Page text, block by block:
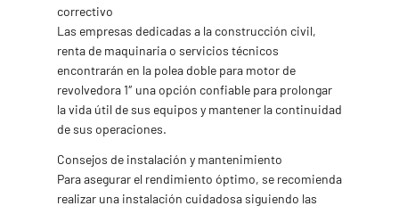
correctivo
Las empresas dedicadas a la construcción civil,
renta de maquinaria o servicios técnicos
encontrarán en la polea doble para motor de
revolvedora 1″ una opción confiable para prolongar
la vida útil de sus equipos y mantener la continuidad
de sus operaciones.
Consejos de instalación y mantenimiento
Para asegurar el rendimiento óptimo, se recomienda
realizar una instalación cuidadosa siguiendo las